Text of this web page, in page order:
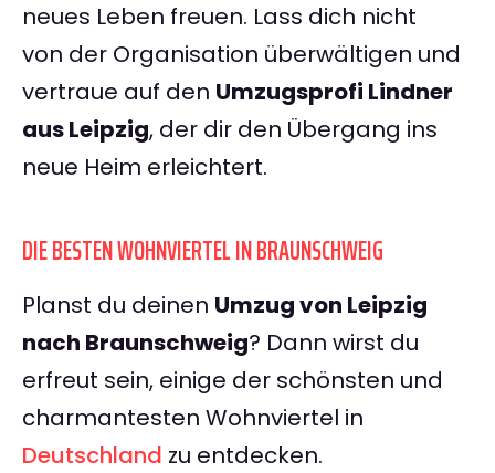
neues Leben freuen. Lass dich nicht
von der Organisation überwältigen und
vertraue auf den Umzugsprofi Lindner
aus Leipzig, der dir den Übergang ins
neue Heim erleichtert.
DIE BESTEN WOHNVIERTEL IN BRAUNSCHWEIG
Planst du deinen Umzug von Leipzig
nach Braunschweig? Dann wirst du
erfreut sein, einige der schönsten und
charmantesten Wohnviertel in
Deutschland zu entdecken.